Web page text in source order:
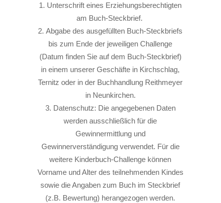
Unterschrift eines Erziehungsberechtigten
am Buch-Steckbrief.
Abgabe des ausgefüllten Buch-Steckbriefs
bis zum Ende der jeweiligen Challenge
(Datum finden Sie auf dem Buch-Steckbrief)
in einem unserer Geschäfte in Kirchschlag,
Ternitz oder in der Buchhandlung Reithmeyer
in Neunkirchen.
Datenschutz: Die angegebenen Daten
werden ausschließlich für die
Gewinnermittlung und
Gewinnerverständigung verwendet. Für die
weitere Kinderbuch-Challenge können
Vorname und Alter des teilnehmenden Kindes
sowie die Angaben zum Buch im Steckbrief
(z.B. Bewertung) herangezogen werden.